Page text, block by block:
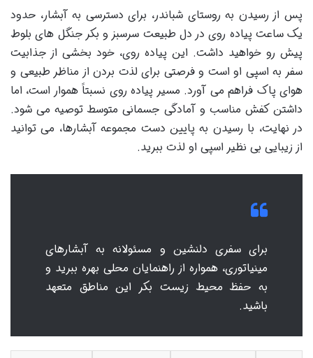
پس از رسیدن به روستای شباندر، برای دسترسی به آبشار، حدود
یک ساعت پیاده روی در دل طبیعت سرسبز و بکر جنگل های بلوط
پیش رو خواهید داشت. این پیاده روی، خود بخشی از جذابیت
سفر به اسپی او است و فرصتی برای لذت بردن از مناظر طبیعی و
هوای پاک فراهم می آورد. مسیر پیاده روی نسبتاً هموار است، اما
داشتن کفش مناسب و آمادگی جسمانی متوسط توصیه می شود.
در نهایت، با رسیدن به پایین دست مجموعه آبشارها، می توانید
از زیبایی بی نظیر اسپی او لذت ببرید.
برای سفری دلنشین و مسئولانه به آبشارهای
مینیاتوری، همواره از راهنمایان محلی بهره ببرید و
به حفظ محیط زیست بکر این مناطق متعهد
باشید.